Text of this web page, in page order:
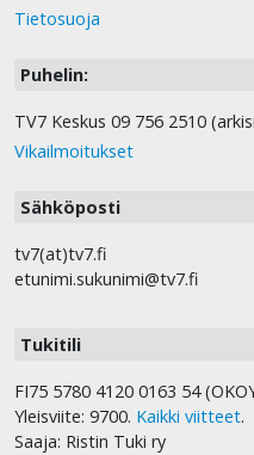
Tietosuoja
Puhelin:
TV7 Keskus 09 756 2510
Vikailmoitukset
Sähköposti
tv7(at)tv7.fi
etunimi.sukunimi@tv7.fi
Tukitili
FI75 5780 4120 0163 54
Yleisviite: 9700. Kaikki viitteet.
Saaja: Ristin Tuki ry